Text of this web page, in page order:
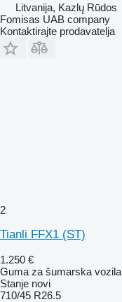
Litvanija, Kazlų Rūdos
Fomisas UAB company
Kontaktirajte prodavatelja
2
Tianli FFX1 (ST)
1.250 €
Guma za šumarska vozila
Stanje novi
710/45 R26.5